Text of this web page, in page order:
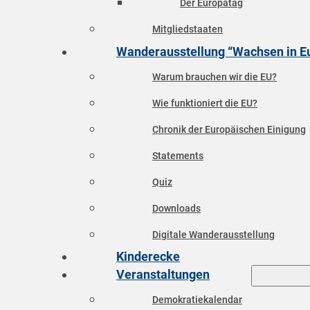
Der Europatag
Mitgliedstaaten
Wanderausstellung “Wachsen in
Warum brauchen wir die EU?
Wie funktioniert die EU?
Chronik der Europäischen Einigung
Statements
Quiz
Downloads
Digitale Wanderausstellung
Kinderecke
Veranstaltungen
Demokratiekalendar